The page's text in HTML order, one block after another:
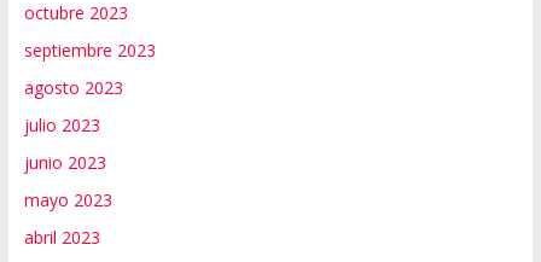
octubre 2023
septiembre 2023
agosto 2023
julio 2023
junio 2023
mayo 2023
abril 2023